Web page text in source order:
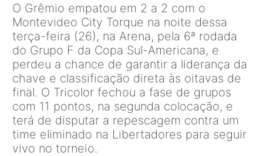
O Grêmio empatou em 2 a 2 com o
Montevideo City Torque na noite dessa
terça-feira (26), na Arena, pela 6ª rodada
do Grupo F da Copa Sul-Americana, e
perdeu a chance de garantir a liderança da
chave e classificação direta às oitavas de
final. O Tricolor fechou a fase de grupos
com 11 pontos, na segunda colocação, e
terá de disputar a repescagem contra um
time eliminado na Libertadores para seguir
vivo no torneio.